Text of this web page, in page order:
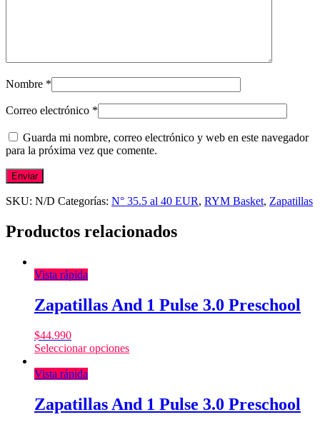
Nombre *
Correo electrónico *
Guarda mi nombre, correo electrónico y web en este navegador
para la próxima vez que comente.
SKU: N/D Categorías: N° 35.5 al 40 EUR, RYM Basket, Zapatillas
Productos relacionados
Vista rápida
Zapatillas And 1 Pulse 3.0 Preschool
$44.990
Seleccionar opciones
Vista rápida
Zapatillas And 1 Pulse 3.0 Preschool